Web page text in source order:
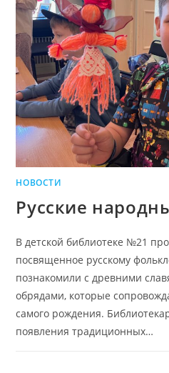
НОВОСТИ
Русские
В детской библиотеке №21
посвященное русскому
познакомили с древними
обрядами, которые
самого рождения.
появления традиционных…